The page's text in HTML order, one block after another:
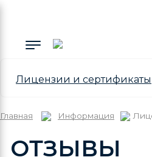
Лицензии и сертификаты
Главная Информация
ОТЗЫВЫ